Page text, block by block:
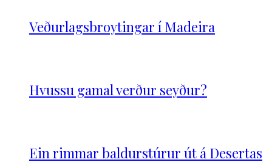
Veðurlagsbroytingar í Madeira
Hvussu gamal verður seyður?
Ein rimmar baldurstúrur út á Desertas